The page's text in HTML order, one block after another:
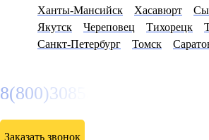
Ханты-Мансийск
Хасавюрт
Якутск
Череповец Тихорецк
Санкт-Петербург
Томск
8(800)3085303
Заказать звонок